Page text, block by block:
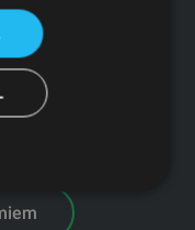
, SWIFT: UNLALV2X
E-PASTĀ